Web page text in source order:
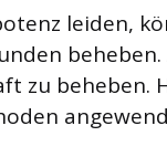
leiden,
zu beheben.